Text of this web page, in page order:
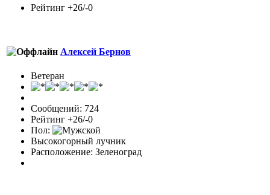
Рейтинг +26/-0
Алексей Бернов
Ветеран
Сообщений: 724
Рейтинг +26/-0
Пол:
Высокогорный лучник
Расположение: Зеленоград